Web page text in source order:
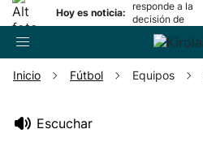
Hoy es noticia:
responde a la
decisión de
Oriamendi
Inicio Fútbol Equipos
Escuchar